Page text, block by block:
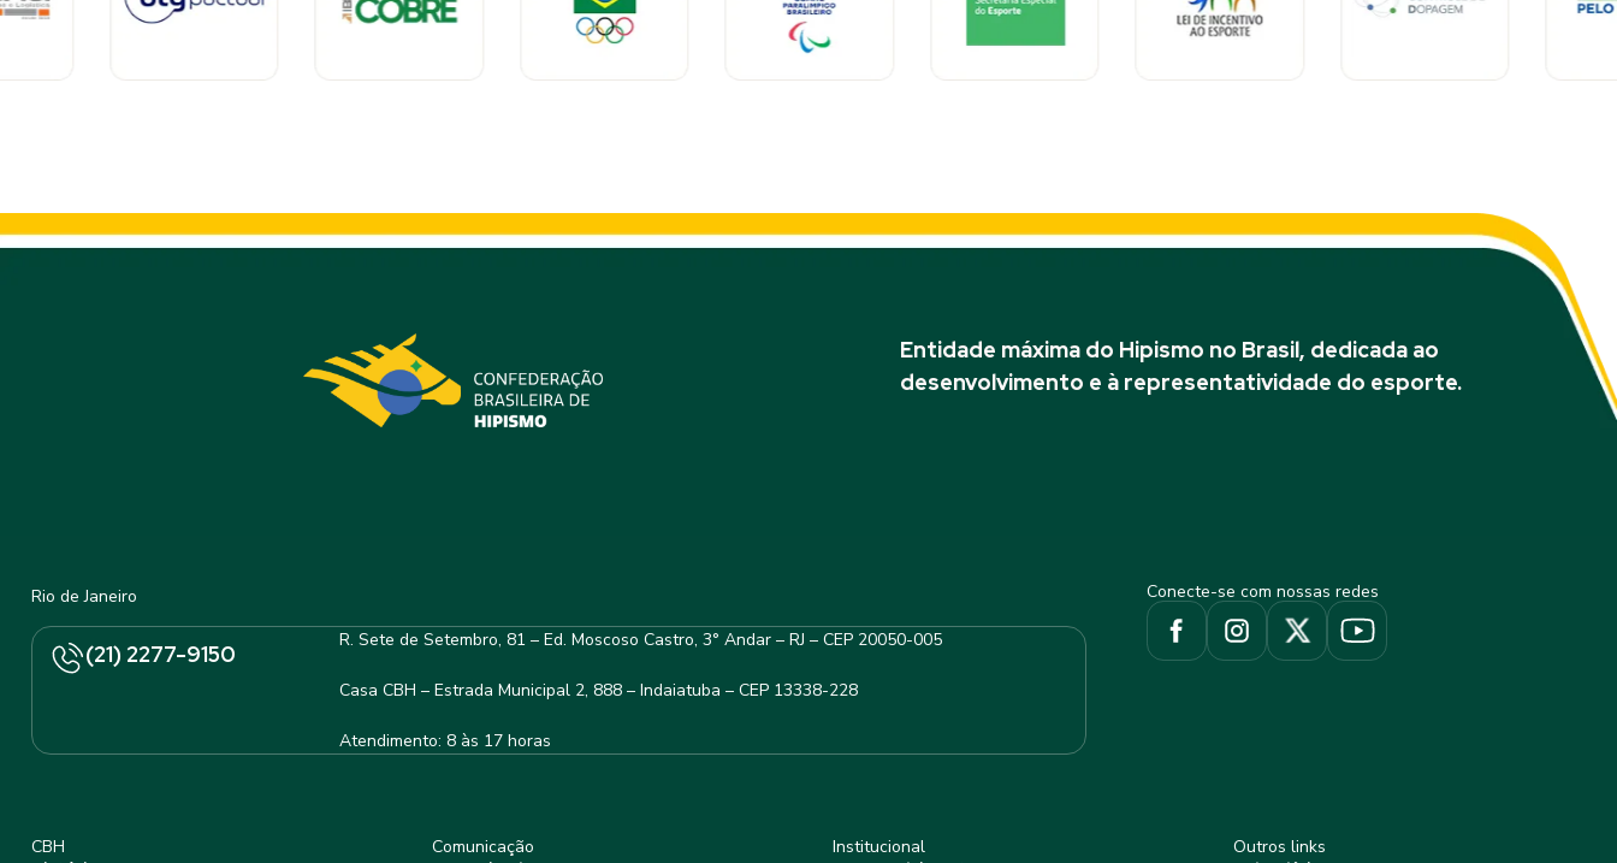
Entidade máxima do Hipismo no Brasil, dedicada ao
desenvolvimento e à representatividade do esporte.
Rio de Janeiro
(21) 2277-9150
R. Sete de Setembro, 81 – Ed. Moscoso Castro, 3° Andar – RJ – CEP 20050-005
Casa CBH – Estrada Municipal 2, 888 – Indaiatuba – CEP 13338-228
Atendimento: 8 às 17 horas
Conecte-se com nossas redes
CBH Comunicação Institucional Outros links